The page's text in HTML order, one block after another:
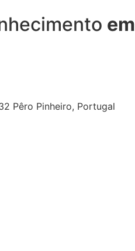
em
Pêro Pinheiro, Portugal